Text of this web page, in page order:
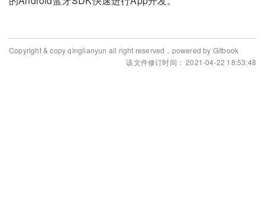
Copyright & copy qinglianyun all right reserved，powered by Gitbook
该文件修订时间： 2021-04-22 18:53:48